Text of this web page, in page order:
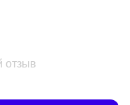
отзыв